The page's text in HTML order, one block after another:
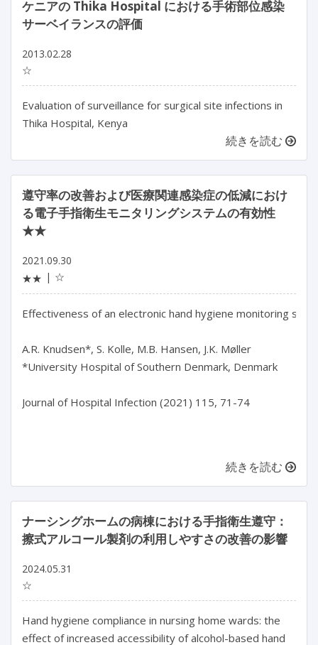
ケニアの Thika Hospital における手術部位感染
サーベイランスの評価
2013.02.28
☆
Evaluation of surveillance for surgical site infections in
Thika Hospital, Kenya
続きを読む
遵守率の改善および医療関連感染症の低減におけ
る電子手指衛生モニタリングシステムの有効性
★★
2021.09.30
★★
☆
Effectiveness of an electronic hand hygiene monitoring
A.R. Knudsen*, S. Kolle, M.B. Hansen, J.K. Møller
*University Hospital of Southern Denmark, Denmark
Journal of Hospital Infection (2021) 115, 71-74
続きを読む
ナーシングホームの病棟における手指衛生遵守：
擦式アルコール製剤の利用しやすさの改善の影響
2024.05.31
☆
Hand hygiene compliance in nursing home wards: the
effect of increased accessibility of alcohol-based hand